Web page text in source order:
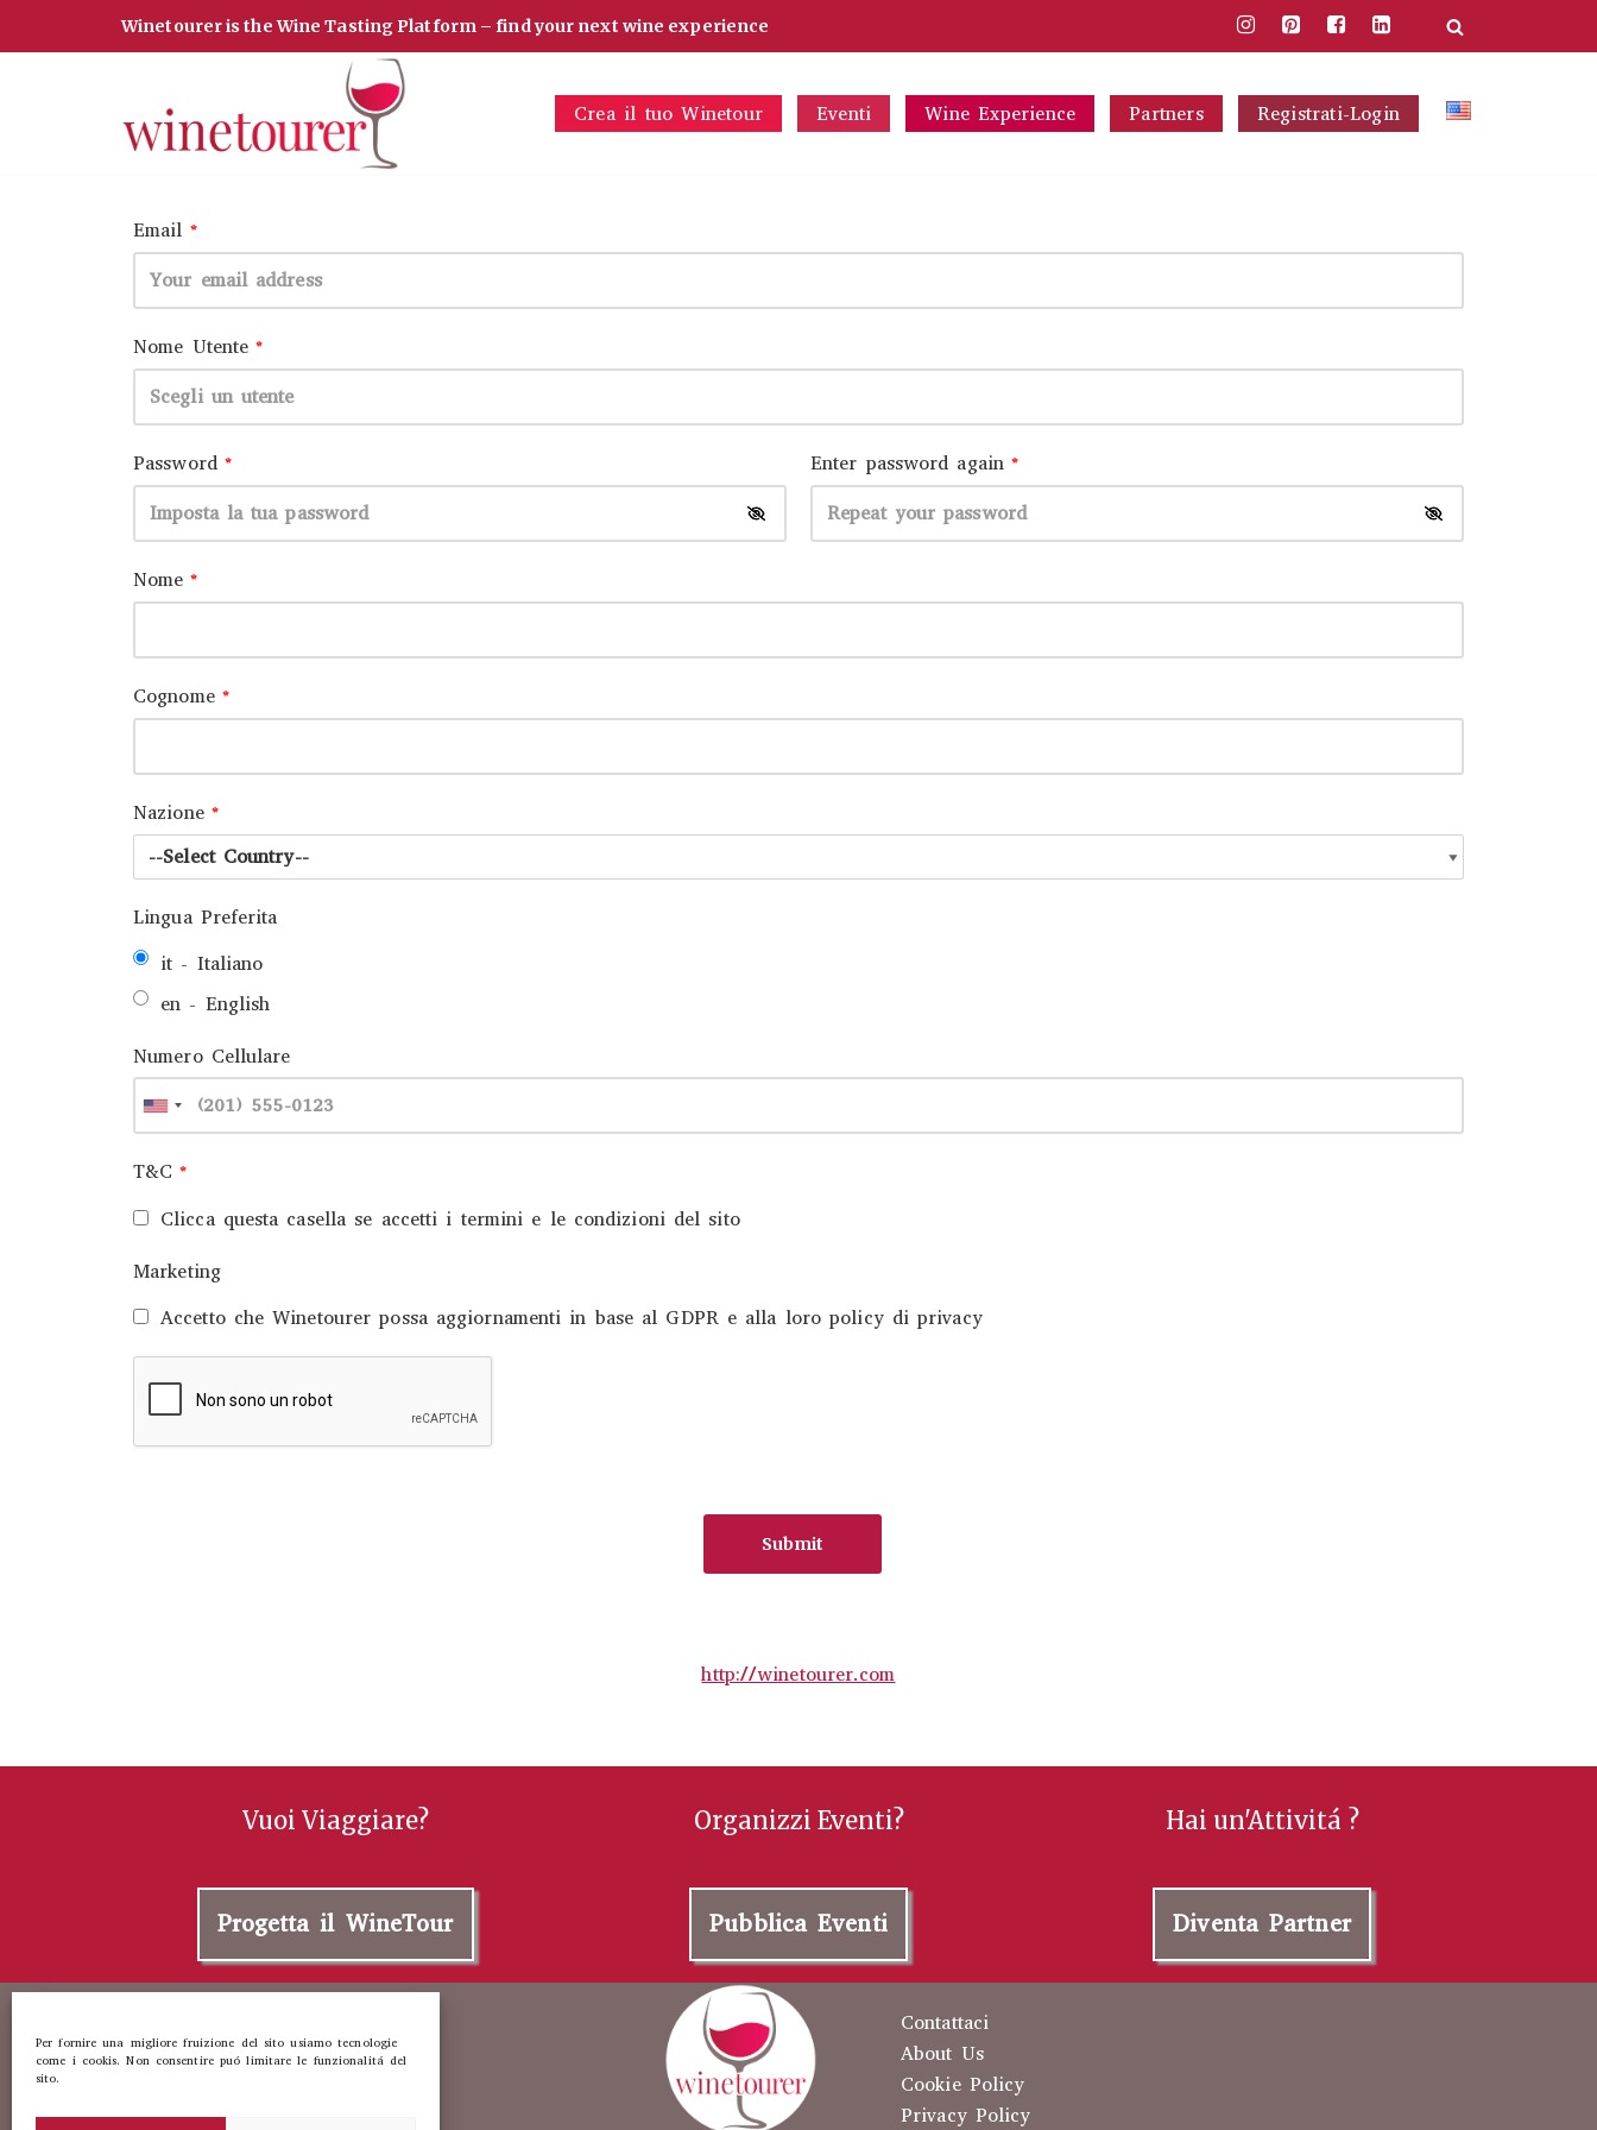
Per fornire una migliore fruizione del sito usiamo tecnologie
come i cookis. Non consentire puó limitare le funzionalitá del
sito.
Winetourer is the Wine Tasting Platform – find your next wine experience
Crea il tuo Winetour Eventi Wine Experience Partners Registrati-Login
Email *
Nome Utente *
Password* Enter password again *
Nome *
Cognome*
Nazione*
Lingua Preferita
it - Italiano
en - English
Numero Cellulare
T&C *
Clicca questa casella se accetti i termini e le condizioni del sito
Marketing
Accetto che Winetourer possa aggiornamenti in base al GDPR e alla loro policy di privacy
http://winetourer.com
Vuoi Viaggiare?
Progetta il WineTour
Organizzi Eventi?
Pubblica Eventi
Hai un'Attivitá ?
Diventa Partner
Contattaci
About Us
Cookie Policy
Privacy Policy